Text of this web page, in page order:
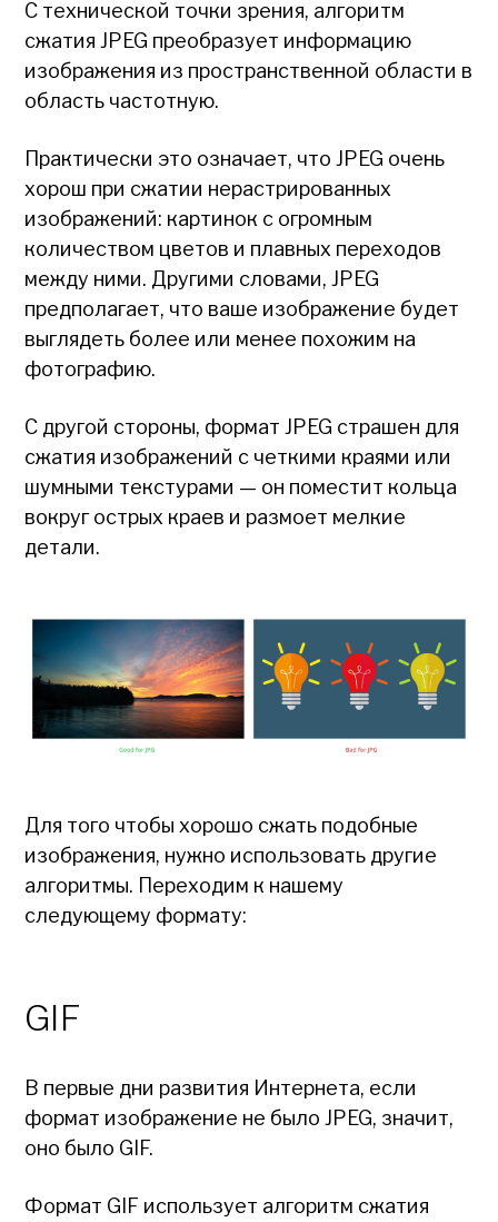
С технической точки зрения, алгоритм
сжатия JPEG преобразует информацию
изображения из пространственной области в
область частотную.
Практически это означает, что JPEG очень
хорош при сжатии нерастрированных
изображений: картинок с огромным
количеством цветов и плавных переходов
между ними. Другими словами, JPEG
предполагает, что ваше изображение будет
выглядеть более или менее похожим на
фотографию.
С другой стороны, формат JPEG страшен для
сжатия изображений с четкими краями или
шумными текстурами — он поместит кольца
вокруг острых краев и размоет мелкие
детали.
Для того чтобы хорошо сжать подобные
изображения, нужно использовать другие
алгоритмы. Переходим к нашему
следующему формату:
GIF
В первые дни развития Интернета, если
формат изображение не было JPEG, значит,
оно было GIF.
Формат GIF использует алгоритм сжатия